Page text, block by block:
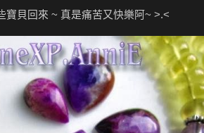
寶貝回來 ~ 真是痛苦又快樂阿~ >.<